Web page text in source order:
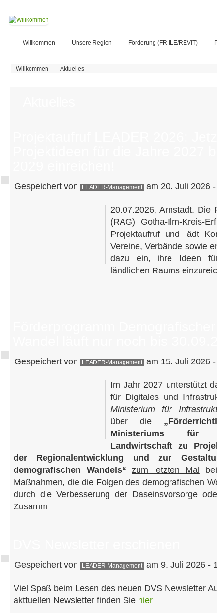
Willkommen Unsere Region Förderung (FR ILE/REVIT)
Sie sind hier
Willkommen Aktuelles
Gespeichert von LEADER-Management am 20. Juli 2026
20.07.2026, Arnstadt. Die
(RAG) Gotha-Ilm-Kreis-
Projektaufruf und lädt
Vereine, Verbände sowie
dazu ein, ihre Ideen
ländlichen Raums
Gespeichert von LEADER-Management am 15. Juli 2026
Im Jahr 2027 unterstützt
für Digitales und
Ministerium für
über die
Ministeriums für
Landwirtschaft zu
der Regionalentwicklung und zur
demografischen Wandels“zum letzten Mal
Maßnahmen, die die Folgen des demografischen
durch die Verbesserung der Daseinsvorsorge
Zusamm
Gespeichert von LEADER-Management am 9. Juli 2026 -
Viel Spaß beim Lesen des neuen DVS Newsletter
akttuellen Newsletter finden Sie hier